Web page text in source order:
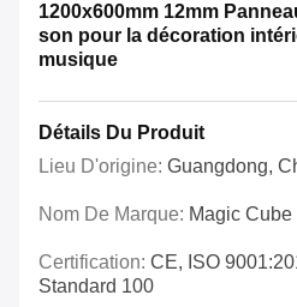
1200x600mm 12mm
son pour la décoration
musique
Détails Du Produit
Lieu D'origine: Guangdong,
Nom De Marque: Magic Cube
Certification: CE, ISO
Standard 100